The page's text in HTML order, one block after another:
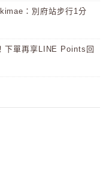
：別府站步行1分
下單再享LINE Points回